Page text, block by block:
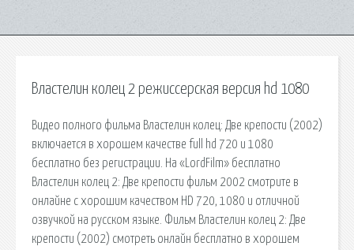
Властелин колец 2 режиссерская версия hd 1080
Видео полного фильма Властелин колец: Две крепости (2002)
включается в хорошем качестве full hd 720 и 1080
бесплатно без регистрации. На «LordFilm» бесплатно
Властелин колец 2: Две крепости фильм 2002 смотрите в
онлайне с хорошим качеством HD 720, 1080 и отличной
озвучкой на русском языке. Фильм Властелин колец 2: Две
крепости (2002) смотреть онлайн бесплатно в хорошем